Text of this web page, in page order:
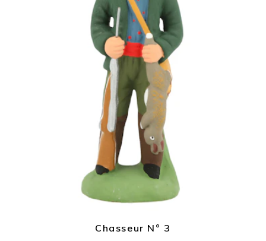
Chasseur N° 3